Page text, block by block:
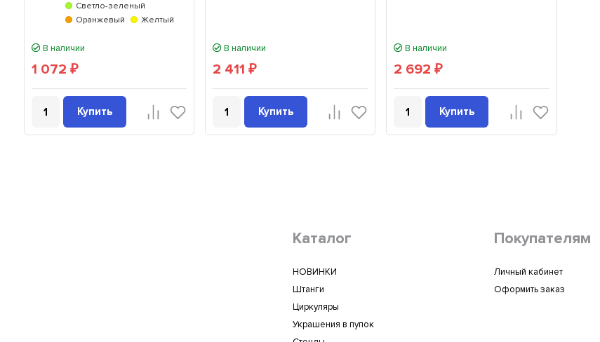
Светло-зеленый
Оранжевый
Желтый
В наличии
1 072₽
Купить
В наличии
2 411₽
Купить
В наличии
2 692₽
Купить
Каталог
НОВИНКИ
Штанги
Циркуляры
Украшения в пупок
Покупателям
Личный кабинет
Оформить заказ